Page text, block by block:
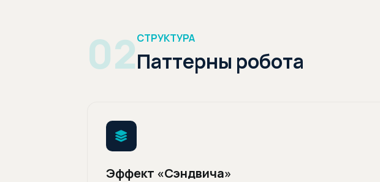
02СТРУКТУРА
Паттерны робота
Эффект «Сэндвича»